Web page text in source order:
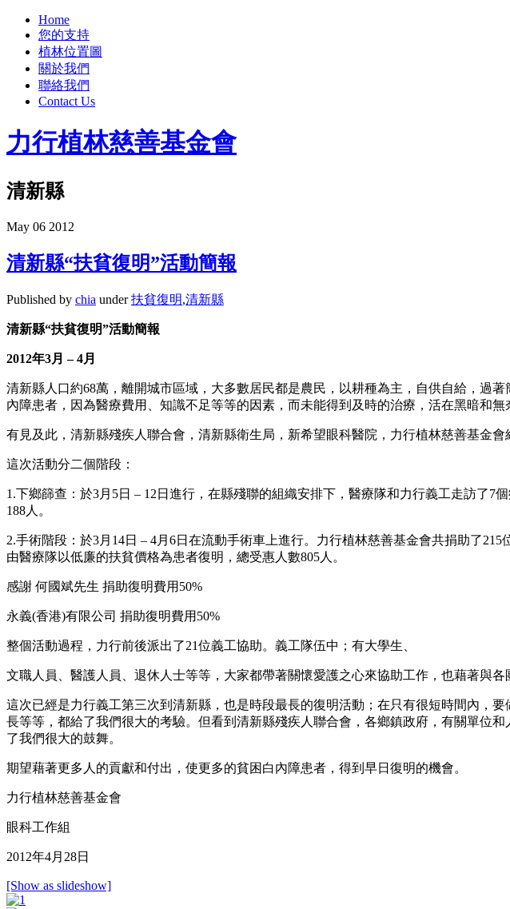
Home
您的支持
植林位置圖
關於我們
聯絡我們
Contact Us
力行植林慈善基金會
清新縣
May 06 2012
清新縣“扶貧復明”活動簡報
Published by chia under扶貧復明,清新縣
清新縣“扶貧復明”活動簡報
2012年3月 – 4月
清新縣人口約68萬，離開城市區域，大多數居民都是農民，以耕種為主，自供自給，過
內障患者，因為醫療費用、知識不足等等的因素，而未能得到及時的治療，活在黑暗和無
有見及此，清新縣殘疾人聯合會，清新縣衛生局，新希望眼科醫院，力行植林慈善基金會
這次活動分二個階段：
1.下鄉篩查：於3月5日 – 12日進行，在縣殘聯的組織安排下，醫療隊和力行義工走訪了
188人。
2.手術階段：於3月14日 – 4月6日在流動手術車上進行。力行植林慈善基金會共捐助了
由醫療隊以低廉的扶貧價格為患者復明，總受惠人數805人。
感謝 何國斌先生 捐助復明費用50%
永義(香港)有限公司 捐助復明費用50%
整個活動過程，力行前後派出了21位義工協助。義工隊伍中；有大學生、
文職人員、醫護人員、退休人士等等，大家都帶著關懷愛護之心來協助工作，也藉著與各
這次已經是力行義工第三次到清新縣，也是時段最長的復明活動；在只有很短時間內，
長等等，都給了我們很大的考驗。但看到清新縣殘疾人聯合會，各鄉鎮政府，有關單位
了我們很大的鼓舞。
期望藉著更多人的貢獻和付出，使更多的貧困白內障患者，得到早日復明的機會。
力行植林慈善基金會
眼科工作組
2012年4月28日
[Show as slideshow]